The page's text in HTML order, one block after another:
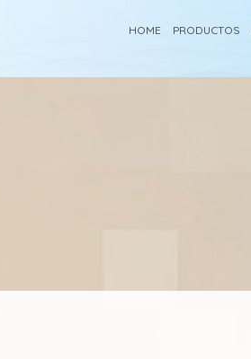
HOME PRODUCTOS